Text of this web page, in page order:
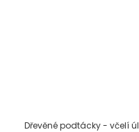
Dřevěné podtácky - včelí úl